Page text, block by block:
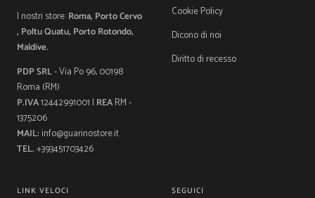
I nostri store:Roma, Porto Cervo
, Poltu Quatu, Porto Rotondo,
Maldive.
PDP SRL- Via Po 96, 00198
Roma (RM)
P.IVA12442991001 | REARM -
1375206
MAIL: info@guarinostore.it
TEL.+393451703426
Cookie Policy
Dicono di noi
Diritto di recesso
LINK VELOCI SEGUICI